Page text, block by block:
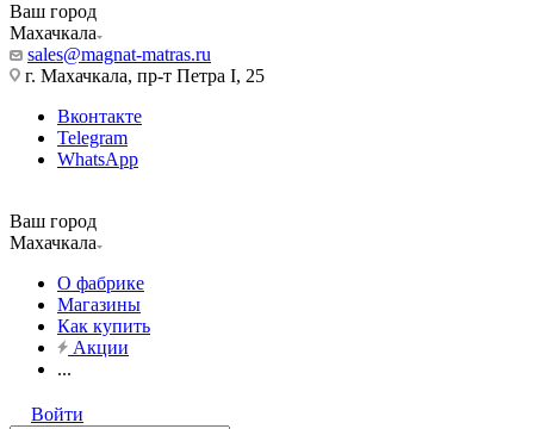
Ваш город
Махачкала
sales@magnat-matras.ru
г. Махачкала, пр-т Петра I, 25
Вконтакте
Telegram
WhatsApp
Ваш город
Махачкала
О фабрике
Магазины
Как купить
Акции
...
Войти